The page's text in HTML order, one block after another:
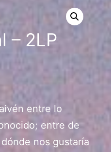
– 2LP
entre lo
entre de
nos gustaría